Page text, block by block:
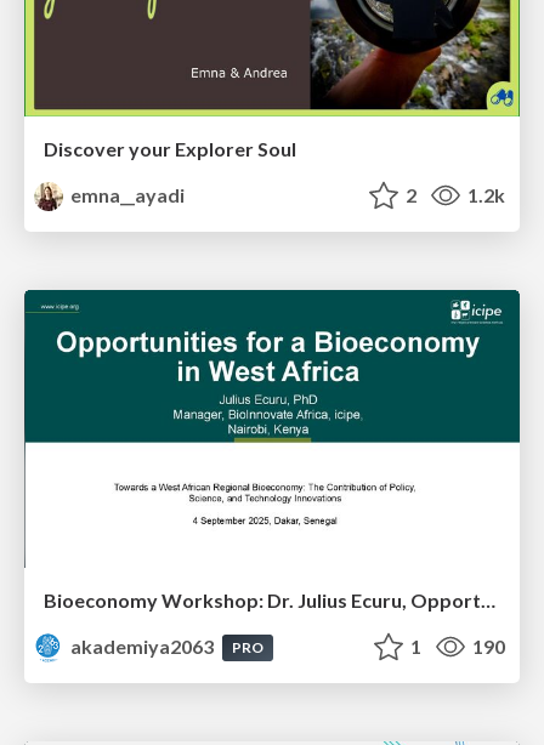
Discover your Explorer Soul
emna__ayadi
2 1.2k
Bioeconomy Workshop: Dr. Julius Ecuru, Opportunities for a Bioeconomy in West Africa
akademiya2063
PRO 1 190